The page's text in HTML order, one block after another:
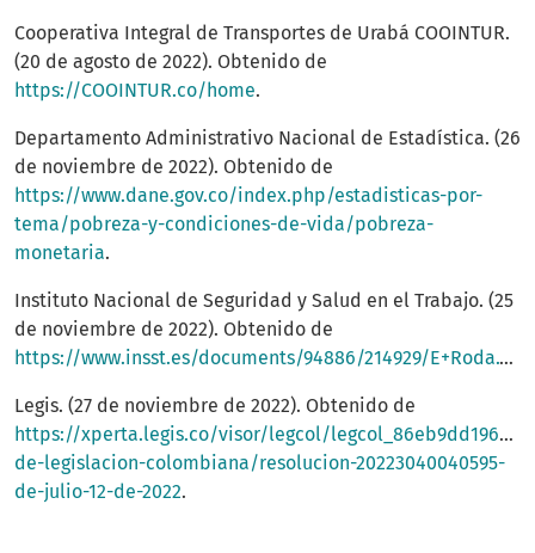
Cooperativa Integral de Transportes de Urabá COOINTUR.
(20 de agosto de 2022). Obtenido de
https://COOINTUR.co/home.
Departamento Administrativo Nacional de Estadística. (26
de noviembre de 2022). Obtenido de
https://www.dane.gov.co/index.php/estadisticas-por-
tema/pobreza-y-condiciones-de-vida/pobreza-
monetaria.
Instituto Nacional de Seguridad y Salud en el Trabajo. (25
de noviembre de 2022). Obtenido de
https://www.insst.es/documents/94886/214929/E+Roda.+Centre+Seg+y+Salut+Lab.pdf
Legis. (27 de noviembre de 2022). Obtenido de
https://xperta.legis.co/visor/legcol/
de-legislacion-colombiana/resolucion-20223040040595-
de-julio-12-de-2022.